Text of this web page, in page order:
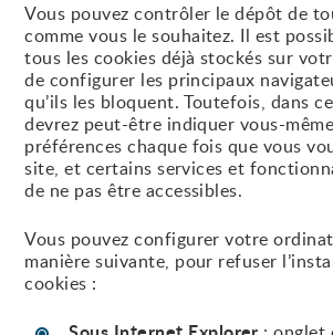
Vous pouvez contrôler le dépôt de
comme vous le souhaitez. Il est
tous les cookies déjà stockés sur
de configurer les principaux
qu’ils les bloquent. Toutefois, dans
devrez peut-être indiquer vous-
préférences chaque fois que vous
site, et certains services et
de ne pas être accessibles.
Vous pouvez configurer votre
manière suivante, pour refuser
cookies :